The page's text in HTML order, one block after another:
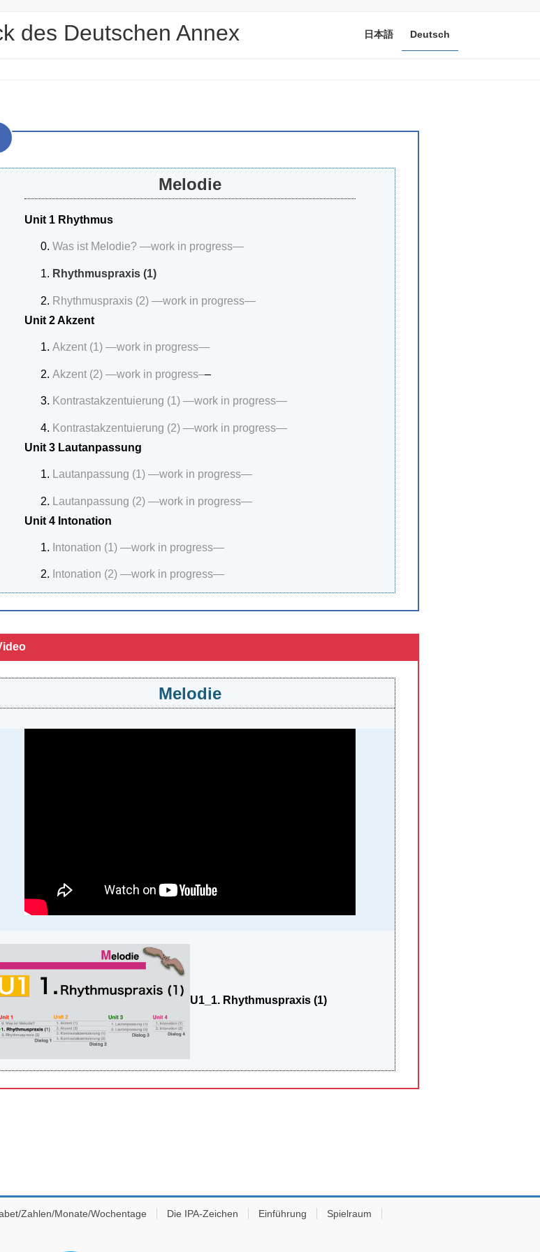
des Deutschen Annex 日本語 Deutsch
Melodie
Unit 1 Rhythmus
Was ist Melodie? —work in progress—
Rhythmuspraxis (1)
Rhythmuspraxis (2) —work in progress—
Unit 2 Akzent
Akzent (1) —work in progress—
Akzent (2) —work in progress––
Kontrastakzentuierung (1) —work in progress—
Kontrastakzentuierung (2) —work in progress—
Unit 3 Lautanpassung
Lautanpassung (1) —work in progress—
Lautanpassung (2) —work in progress—
Unit 4 Intonation
Intonation (1) —work in progress—
Intonation (2) —work in progress—
Melodie
U1_1. Rhythmuspraxis (1)
Zahlen/Monate/Wochentage Die IPA-Zeichen Einführung Spielraum